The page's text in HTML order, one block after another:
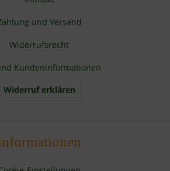
und Versand
Widerrufsrecht
Kundeninformationen
Widerruf erklären